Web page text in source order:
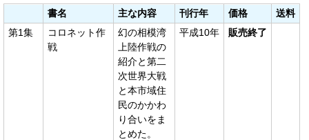
書名
主な内容 刊行年 価格
送料
第1集
コロネット作
戦
幻の相模湾
上陸作戦の
紹介と第二
次世界大戦
と本市域住
民のかかわ
り合いをま
とめた。
平成10年 販売終了